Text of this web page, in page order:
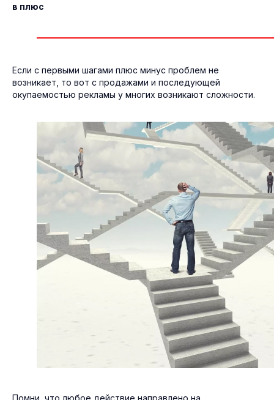
в плюс
Если с первыми шагами плюс минус проблем не
возникает, то вот с продажами и последующей
окупаемостью рекламы у многих возникают сложности.
Помни, что любое действие направлено на